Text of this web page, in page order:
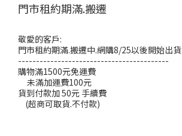
門市租約期滿.搬遷
敬愛的客戶:
門市租約期滿.搬遷中.網購8/25以後開始出貨
------------------------------------------
購物滿1500元免運費
未滿加運費100元
貨到付款加 50元 手續費
(超商可取貨.不付款)